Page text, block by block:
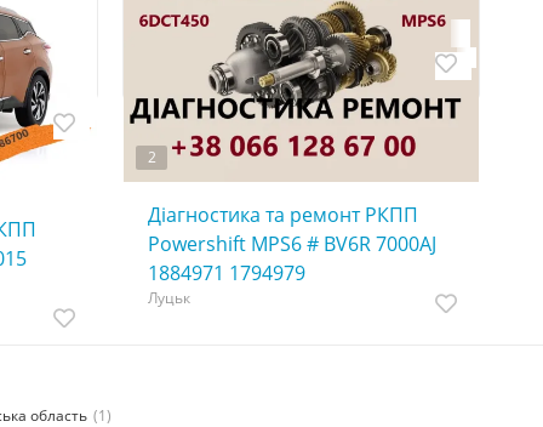
Ford
DSG7 # DQ200 #0AM927769D
2
Діагностика та ремонт РКПП
Powershift MPS6 # BV6R 7000AJ
1884971 1794979
Луцьк
область (1)